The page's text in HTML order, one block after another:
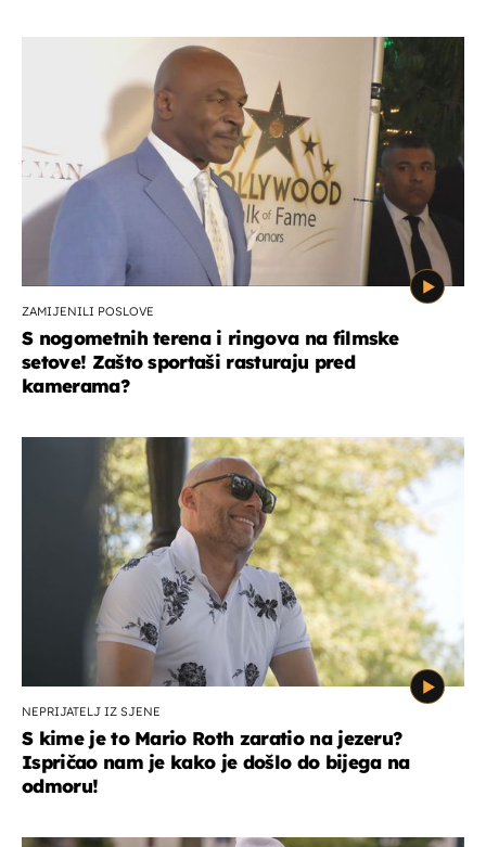
ZAMIJENILI POSLOVE
S nogometnih terena i ringova na filmske
setove! Zašto sportaši rasturaju pred
kamerama?
NEPRIJATELJ IZ SJENE
S kime je to Mario Roth zaratio na jezeru?
Ispričao nam je kako je došlo do bijega na
odmoru!